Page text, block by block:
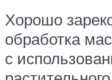
Хорошо
обработка
с